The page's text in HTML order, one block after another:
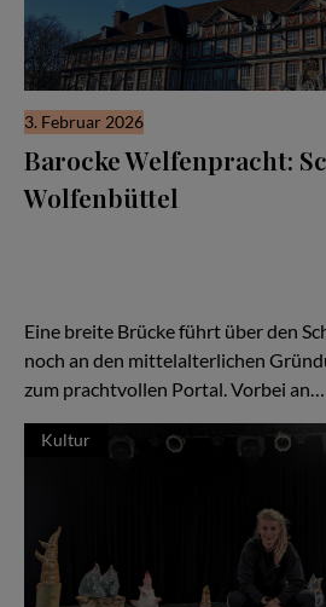
3. Februar 2026
Barocke Welfenpracht:
Wolfenbüttel
Eine breite Brücke führt über den
noch an den mittelalterlichen
zum prachtvollen Portal. Vorbei an…
Kultur